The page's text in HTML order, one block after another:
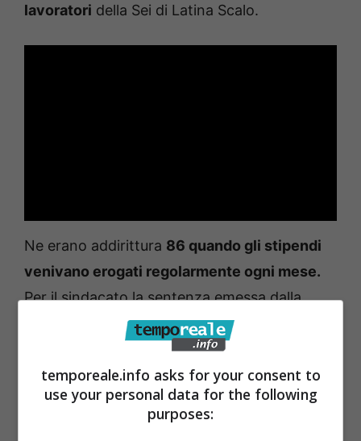
lavoratori della Sei di Latina Scalo.
Ne erano addirittura 86 quando gli stipendi
venivano erogati regolarmente ogni mese.
Per il sindacato la sentenza emessa dalla
sezione fallimentare del Tribunale di Latina è
stata purtroppo inevitabile alla luce dei diversi
tentativi di trovare un accordo con il
management dell’ex sito produttivo:“Non
possiamo riproverarci davvero di nulla – ha
temporeale.info asks for your consent to
use your personal data for the following
purposes: